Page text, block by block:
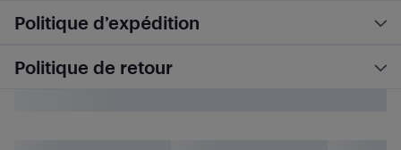
Politique d’expédition
Politique de retour